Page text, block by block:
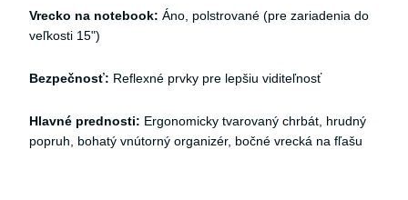
Vrecko na notebook: Áno, polstrované (pre zariadenia do
veľkosti 15")
Bezpečnosť: Reflexné prvky pre lepšiu viditeľnosť
Hlavné prednosti: Ergonomicky tvarovaný chrbát, hrudný
popruh, bohatý vnútorný organizér, bočné vrecká na fľašu